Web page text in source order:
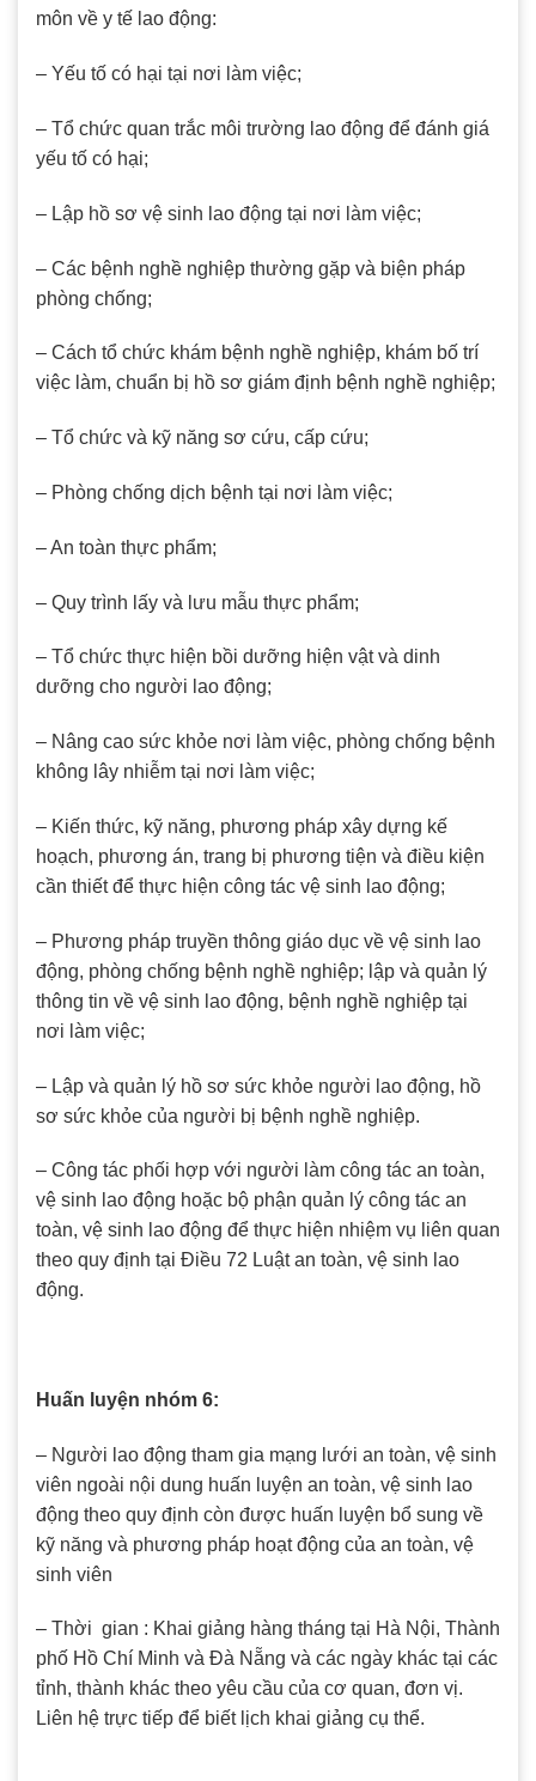
môn về y tế lao động:
– Yếu tố có hại tại nơi làm việc;
– Tổ chức quan trắc môi trường lao động để đánh giá
yếu tố có hại;
– Lập hồ sơ vệ sinh lao động tại nơi làm việc;
– Các bệnh nghề nghiệp thường gặp và biện pháp
phòng chống;
– Cách tổ chức khám bệnh nghề nghiệp, khám bố trí
việc làm, chuẩn bị hồ sơ giám định bệnh nghề nghiệp;
– Tổ chức và kỹ năng sơ cứu, cấp cứu;
– Phòng chống dịch bệnh tại nơi làm việc;
– An toàn thực phẩm;
– Quy trình lấy và lưu mẫu thực phẩm;
– Tổ chức thực hiện bồi dưỡng hiện vật và dinh
dưỡng cho người lao động;
– Nâng cao sức khỏe nơi làm việc, phòng chống bệnh
không lây nhiễm tại nơi làm việc;
– Kiến thức, kỹ năng, phương pháp xây dựng kế
hoạch, phương án, trang bị phương tiện và điều kiện
cần thiết để thực hiện công tác vệ sinh lao động;
– Phương pháp truyền thông giáo dục về vệ sinh lao
động, phòng chống bệnh nghề nghiệp; lập và quản lý
thông tin về vệ sinh lao động, bệnh nghề nghiệp tại
nơi làm việc;
– Lập và quản lý hồ sơ sức khỏe người lao động, hồ
sơ sức khỏe của người bị bệnh nghề nghiệp.
– Công tác phối hợp với người làm công tác an toàn,
vệ sinh lao động hoặc bộ phận quản lý công tác an
toàn, vệ sinh lao động để thực hiện nhiệm vụ liên quan
theo quy định tại Điều 72 Luật an toàn, vệ sinh lao
động.
Huấn luyện nhóm 6:
– Người lao động tham gia mạng lưới an toàn, vệ sinh
viên ngoài nội dung huấn luyện an toàn, vệ sinh lao
động theo quy định còn được huấn luyện bổ sung về
kỹ năng và phương pháp hoạt động của an toàn, vệ
sinh viên
– Thời gian : Khai giảng hàng tháng tại Hà Nội, Thành
phố Hồ Chí Minh và Đà Nẵng và các ngày khác tại các
tỉnh, thành khác theo yêu cầu của cơ quan, đơn vị.
Liên hệ trực tiếp để biết lịch khai giảng cụ thể.